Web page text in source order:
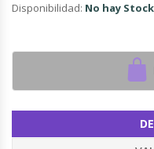
Disponibilidad: No hay Stock